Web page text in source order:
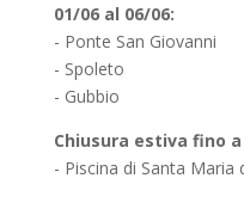
01/06 al 06/06:
- Ponte San Giovanni
- Spoleto
- Gubbio
Chiusura estiva fino
- Piscina di Santa Maria